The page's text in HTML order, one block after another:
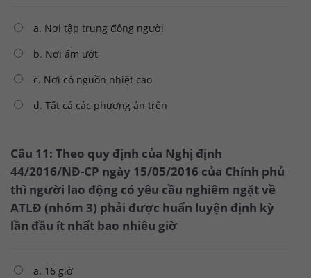
a. Nơi tập trung đông người
b. Nơi ẩm ướt
c. Nơi có nguồn nhiệt cao
d. Tất cả các phương án trên
Câu 11: Theo quy định của Nghị định
44/2016/NĐ-CP ngày 15/05/2016 của Chính phủ
thì người lao động có yêu cầu nghiêm ngặt về
ATLĐ (nhóm 3) phải được huấn luyện định kỳ
lần đầu ít nhất bao nhiêu giờ
a. 16 giờ